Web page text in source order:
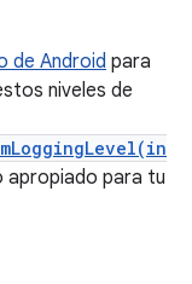
de Android para
niveles de
apropiado para tu